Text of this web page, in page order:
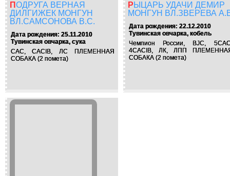
ПОДРУГА ВЕРНАЯ
ДИЛГИЖЕК МОНГУН
ВЛ.САМСОНОВА В.С.
Дата рождения: 25.11.2010
Тувинская овчарка, сука
CAC, CACIB, ЛС ПЛЕМЕННАЯ
СОБАКА (2 помета)
РЫЦАРЬ УДАЧИ ДЕМИР
МОНГУН ВЛ.ЗВЕРЕВА
Дата рождения: 22.12.2010
Тувинская овчарка, кобель
Чемпион России, BJC,
4CACIB, ЛК, ЛПП
СОБАКА (2 помета)